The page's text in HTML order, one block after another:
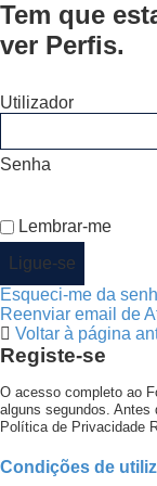
Tem que
ver Perfis.
Utilizador
Senha
Lembrar-me
Esqueci-me da
Reenviar email de
Voltar à página
Registe-se
O acesso completo ao
alguns segundos. Antes
Política de Privacidade
Condições de